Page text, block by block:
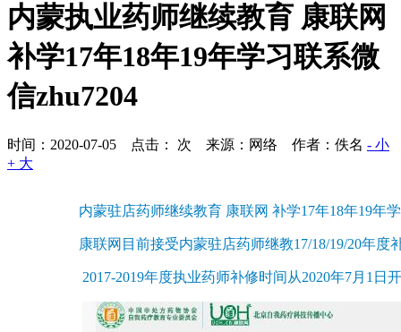
内蒙执业药师继续教育 康联网
补学17年18年19年学习联系微
信zhu7204
时间：2020-07-05 点击： 次 来源：网络 作者：佚名 - 小
+ 大
内蒙驻店药师继续教育 康联网 补学17年18年19年
康联网目前接受内蒙驻店药师继教17/18/19/20年度
2017-2019年度执业药师补修时间从2020年7月1